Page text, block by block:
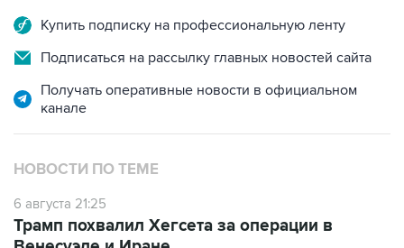
Подписаться на рассылку главных новостей сайта
Получать оперативные новости в официальном
канале
НОВОСТИ ПО ТЕМЕ
6 августа 21:25
Венесуэле и Иране